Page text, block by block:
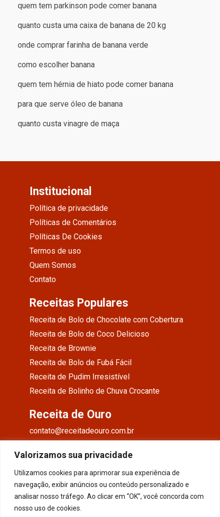
Valorizamos sua privacidade
Utilizamos cookies para aprimorar sua experiência de
navegação, exibir anúncios ou conteúdo personalizado e
analisar nosso tráfego. Ao clicar em “OK”, você concorda com
nosso uso de cookies.
quem tem parkinson pode comer banana
quanto custa uma caixa de banana de 20 kg
onde comprar farinha de banana verde
como escolher banana
quem tem hérnia de hiato pode comer banana
para que serve óleo de banana
quanto custa vinagre de maça
Institucional
Política de privacidade
Políticas de Comentários
Políticas De Cookies
Termos de uso
Quem Somos
Contato
Receitas Populares
Receita de Bolo de Chocolate com Cobertura
Receita de Bolo de Coco Delicioso
Receita de Brownie
Receita de Bolo de Fubá Fácil
Receita de Pudim Irresistível
Receita de Bolinho de Chuva Crocante
Receita de Ouro
contato@receitadeouro.com.br
Facebook
Instagram
Pinterest